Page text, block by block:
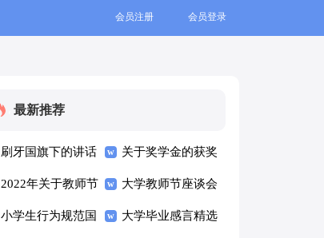
会员登录
会员注册
最新推荐
刷牙国旗下的讲话
稿范文（精选10
篇）
关于奖学金的获奖
感言
2022年关于教师节
的讲话稿（精选10
大学教师节座谈会
经典讲话稿范文
小学生行为规范国 大学毕业感言精选